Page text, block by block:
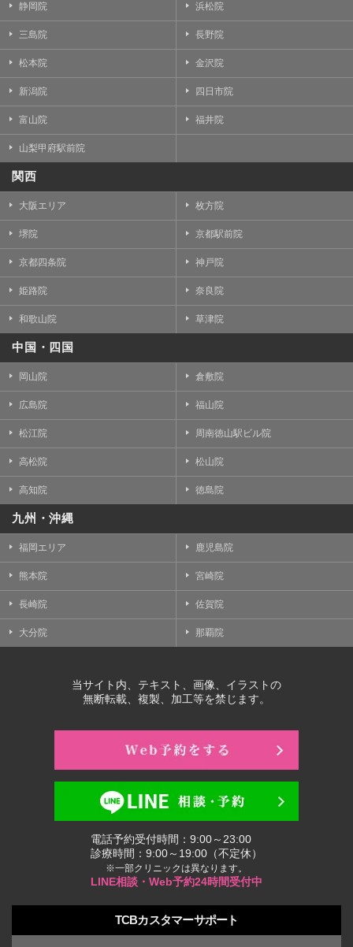
静岡院 浜松院
三島院 長野院
松本院 金沢院
新潟院 四日市院
富山院 福井院
山梨甲府駅前院
関西
大阪エリア 枚方院
堺院 京都駅前院
京都四条院 神戸院
姫路院 奈良院
和歌山院 草津院
中国・四国
岡山院 倉敷院
広島院 福山院
松江院 周南徳山駅ビル院
高松院 松山院
高知院 徳島院
九州・沖縄
福岡エリア 鹿児島院
熊本院 宮崎院
長崎院 佐賀院
大分院 那覇院
当サイト内、テキスト、画像、イラストの
無断転載、複製、加工等を禁じます。
電話予約受付時間：9:00～23:00
診療時間：9:00～19:00（不定休）
※一部クリニックは異なります。
LINE相談・Web予約24時間受付中
TCBカスタマーサポート